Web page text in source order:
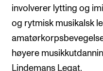
involverer lytting og
og rytmisk musikalsk
høyere
Lindemans Legat.